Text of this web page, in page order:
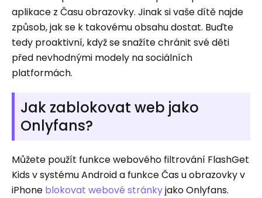
aplikace z Času obrazovky. Jinak si vaše dítě najde
způsob, jak se k takovému obsahu dostat. Buďte
tedy proaktivní, když se snažíte chránit své děti
před nevhodnými modely na sociálních
platformách.
Jak zablokovat web jako
Onlyfans?
Můžete použít funkce webového filtrování FlashGet
Kids v systému Android a funkce Čas u obrazovky v
iPhone blokovat webové stránkyjako Onlyfans.